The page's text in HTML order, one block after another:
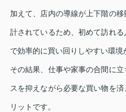
加えて、店内の導線が上下階の
計されているため、初めて訪れ
で効率的に買い回りしやすい環境
その結果、仕事や家事の合間に
スを抑えながら必要な買い物を
リットです。